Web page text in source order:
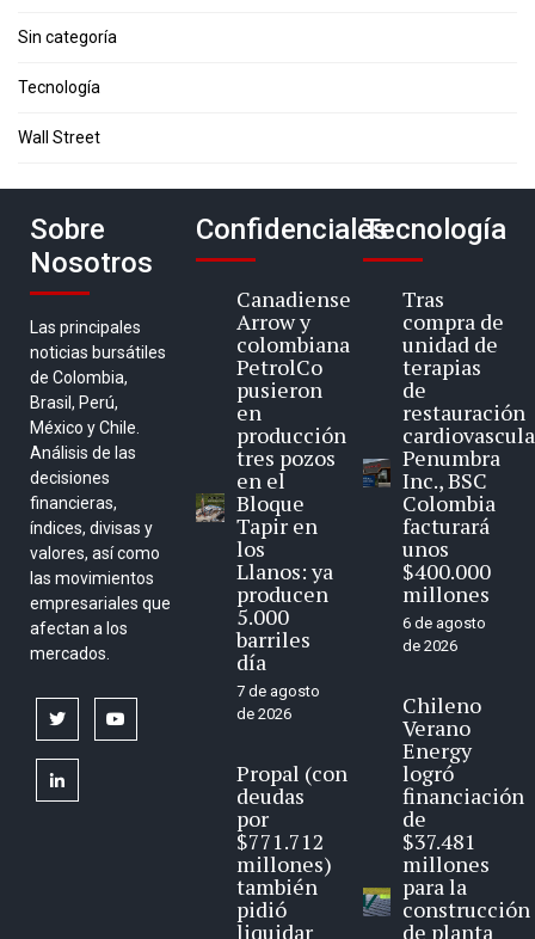
Sin categoría
Tecnología
Wall Street
Sobre
Nosotros
Las principales
noticias bursátiles
de Colombia,
Brasil, Perú,
México y Chile.
Análisis de las
decisiones
financieras,
índices, divisas y
valores, así como
las movimientos
empresariales que
afectan a los
mercados.
twitter
linkedin
Confidenciales
Canadiense
Arrow y
colombiana
PetrolCo
pusieron
en
producción
tres pozos
en el
Bloque
Tapir en
los
Llanos: ya
producen
5.000
barriles
día
7 de agosto
de 2026
Propal (con
deudas
por
$771.712
millones)
también
pidió
liquidar
Tecnología
Tras
compra de
unidad de
terapias
de
restauración
Penumbra
Inc., BSC
Colombia
facturará
unos
$400.000
millones
6 de agosto
de 2026
Chileno
Verano
Energy
logró
financiación
de
$37.481
millones
para la
construcción
de planta